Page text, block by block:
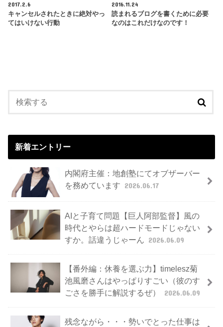
2017.2.6
キャンセルされたときに絶対やっ
てはいけない行動
2016.11.24
読まれるブログを書くために必要
なのはこれだけなのです！
新着エントリー
内閣府主催：地創塾にてオブザーバー
を務めています 2026.06.17
AIと子育て問題【巨人阿部監督】風の
時代とやらは超ハードモードじゃない
すか。話違うじゃーん 2026.06.09
【番外編：休養を選ぶ力】timelesz菊
池風磨さんはやっぱりすごい（彼のす
ごさを勝手に解説するぜ）
2026.06.09
残念ながら・・・勢いでとった仕事は